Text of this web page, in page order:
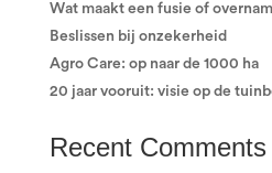
Wat maakt een fusie of
Beslissen bij onzekerheid
Agro Care: op naar de 1000 ha
20 jaar vooruit: visie op de
Recent Comments